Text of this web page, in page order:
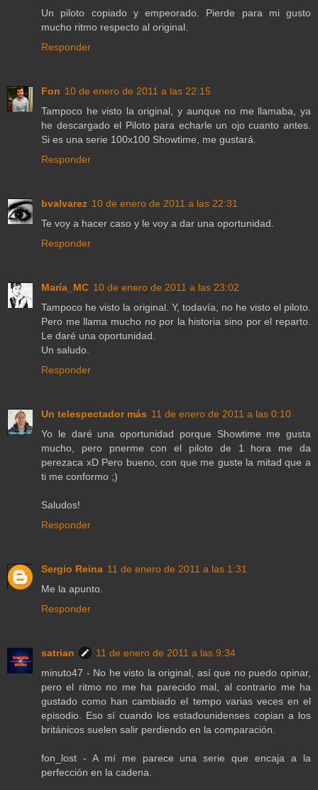
Un piloto copiado y empeorado. Pierde para mi gusto
mucho ritmo respecto al original.
Responder
Fon 10 de enero de 2011 a las 22:15
Tampoco he visto la original, y aunque no me llamaba, ya
he descargado el Piloto para echarle un ojo cuanto antes.
Si es una serie 100x100 Showtime, me gustará.
Responder
bvalvarez 10 de enero de 2011 a las 22:31
Te voy a hacer caso y le voy a dar una oportunidad.
Responder
María_MC 10 de enero de 2011 a las 23:02
Tampoco he visto la original. Y, todavía, no he visto el piloto.
Pero me llama mucho no por la historia sino por el reparto.
Le daré una oportunidad.
Un saludo.
Responder
Un telespectador más 11 de enero de 2011 a las 0:10
Yo le daré una oportunidad porque Showtime me gusta
mucho, pero pnerme con el piloto de 1 hora me da
perezaca xD Pero bueno, con que me guste la mitad que a
ti me conformo ;)
Saludos!
Responder
Sergio Reina 11 de enero de 2011 a las 1:31
Me la apunto.
Responder
satrian
11 de enero de 2011 a las 9:34
minuto47 - No he visto la original, así que no puedo opinar,
pero el ritmo no me ha parecido mal, al contrario me ha
gustado como han cambiado el tempo varias veces en el
episodio. Eso sí cuando los estadounidenses copian a los
británicos suelen salir perdiendo en la comparación.
fon_lost - A mí me parece una serie que encaja a la
perfección en la cadena.